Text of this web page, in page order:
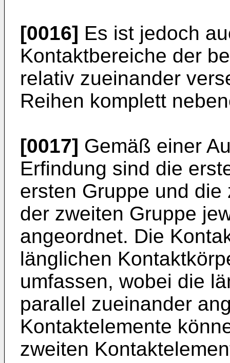
[0016] Es ist jedoch
Kontaktbereiche der
relativ zueinander
Reihen komplett
[0017] Gemäß einer
Erfindung sind die
ersten Gruppe und
der zweiten Gruppe
angeordnet. Die
länglichen
umfassen, wobei die
parallel zueinander
Kontaktelemente
zweiten